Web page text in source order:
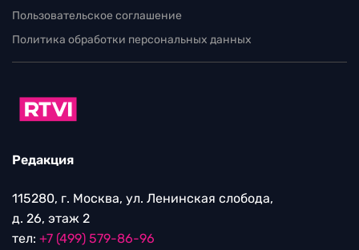
Пользовательское соглашение
Политика обработки персональных данных
Редакция
115280, г. Москва, ул. Ленинская слобода,
д. 26, этаж 2
тел: +7 (499) 579-86-96